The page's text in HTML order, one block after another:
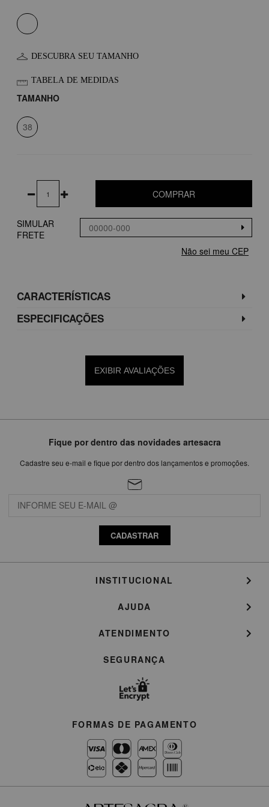
DESCUBRA SEU TAMANHO
TABELA DE MEDIDAS
TAMANHO
38
COMPRAR
SIMULAR
FRETE
Não sei meu CEP
CARACTERÍSTICAS
ESPECIFICAÇÕES
EXIBIR AVALIAÇÕES
Fique por dentro das novidades artesacra
Cadastre seu e-mail e fique por dentro dos lançamentos e promoções.
CADASTRAR
INSTITUCIONAL
AJUDA
ATENDIMENTO
SEGURANÇA
FORMAS DE PAGAMENTO